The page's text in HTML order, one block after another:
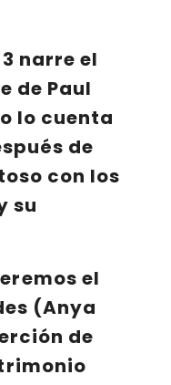
narre el
de Paul
lo cuenta
de
con los
su
el
(Anya
de